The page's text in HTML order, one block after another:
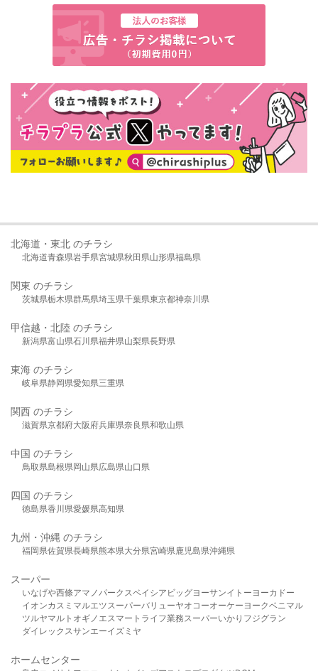
北海道・東北 のチラシ
北海道青森県岩手県宮城県秋田県山形県福島県
関東 のチラシ
茨城県栃木県群馬県埼玉県千葉県東京都神奈川県
甲信越・北陸 のチラシ
新潟県富山県石川県福井県山梨県長野県
東海 のチラシ
岐阜県静岡県愛知県三重県
関西 のチラシ
滋賀県京都府大阪府兵庫県奈良県和歌山県
中国 のチラシ
鳥取県島根県岡山県広島県山口県
四国 のチラシ
徳島県香川県愛媛県高知県
九州・沖縄 のチラシ
福岡県佐賀県長崎県熊本県大分県宮崎県 鹿児島県沖縄県
スーパー
いなげや西條アマノパークスベイシア ビッグヨーサンイトーヨーカドー
イオンカスミ マルエツ スーパーバリューヤオコーオーケー ヨークベニマル
ツルヤマルト オギノ エスマート ライフ業務スーパーいかり フジグラン
ダイレックスサンエーイズミヤ
ホームセンター